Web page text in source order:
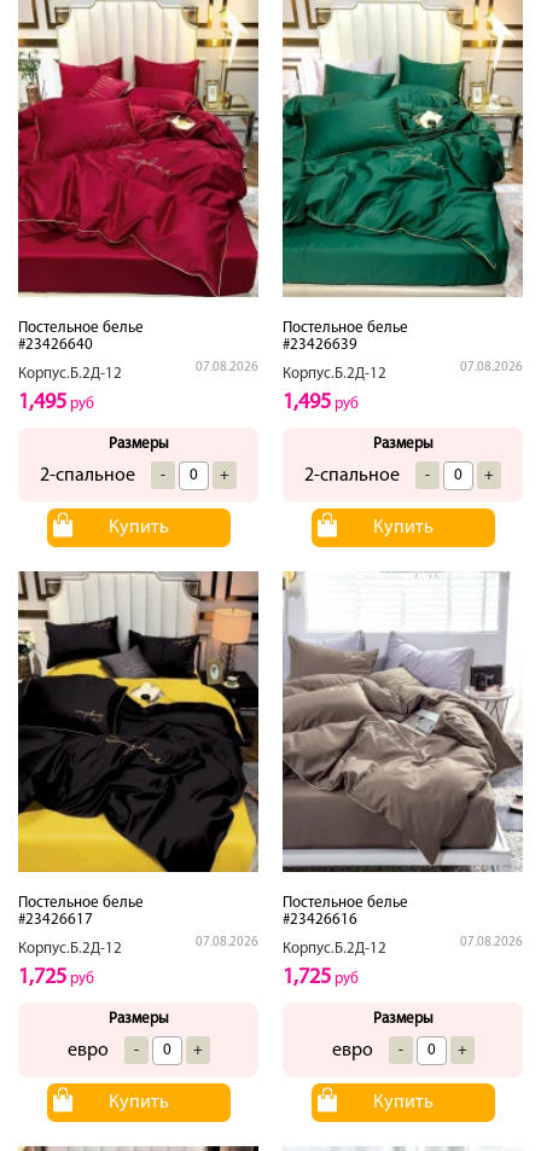
Постельное белье
#23426640
Корпус.Б.2Д-12
07.08.2026
1,495 руб
Размеры
2-спальное - +
Купить
Постельное белье
#23426639
Корпус.Б.2Д-12
07.08.2026
1,495 руб
Размеры
2-спальное - +
Купить
Постельное белье
#23426617
Корпус.Б.2Д-12
07.08.2026
1,725 руб
Размеры
евро - +
Купить
Постельное белье
#23426616
Корпус.Б.2Д-12
07.08.2026
1,725 руб
Размеры
евро - +
Купить